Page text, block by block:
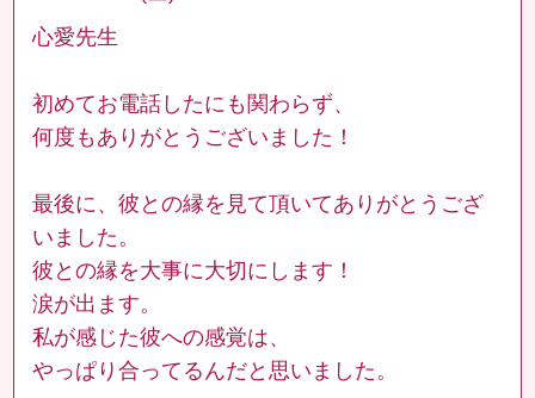
心愛先生
初めてお電話したにも関わらず、
何度もありがとうございました！
最後に、彼との縁を見て頂いてありがとうござ
いました。
彼との縁を大事に大切にします！
涙が出ます。
私が感じた彼への感覚は、
やっぱり合ってるんだと思いました。